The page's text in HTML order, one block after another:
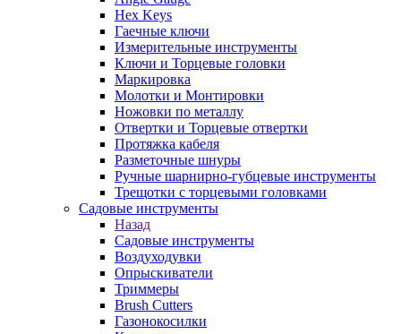
Hex Keys
Гаечные ключи
Измерительные инструменты
Ключи и Торцевые головки
Маркировка
Молотки и Монтировки
Ножовки по металлу
Отвертки и Торцевые отвертки
Протяжка кабеля
Разметочные шнуры
Ручные шарнирно-губцевые инструменты
Трещотки с торцевыми головками
Садовые инструменты
Назад
Садовые инструменты
Воздуходувки
Опрыскиватели
Триммеры
Brush Cutters
Газонокосилки